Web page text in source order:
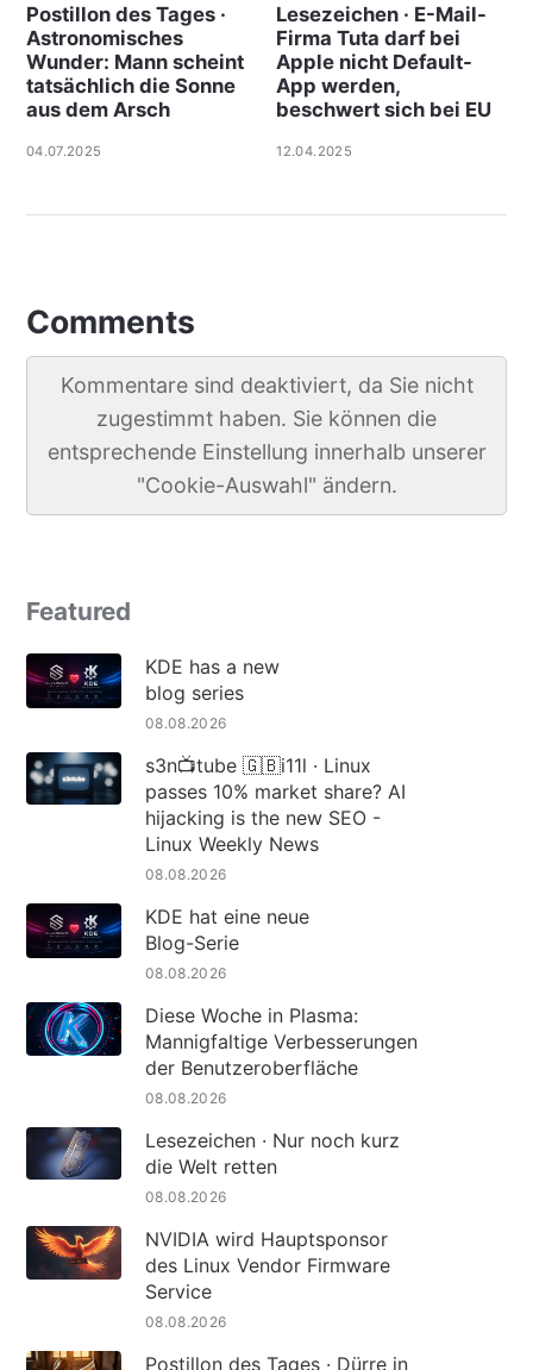
Postillon des Tages ·
Astronomisches
Wunder: Mann scheint
tatsächlich die Sonne
aus dem Arsch
04.07.2025
Lesezeichen · E-Mail-
Firma Tuta darf bei
Apple nicht Default-
App werden,
beschwert sich bei EU
12.04.2025
Comments
Kommentare sind deaktiviert, da Sie nicht
zugestimmt haben. Sie können die
entsprechende Einstellung innerhalb unserer
"Cookie-Auswahl" ändern.
Featured
KDE has a new
blog series
08.08.2026
s3n📺tube 🇬🇧i11l · Linux
passes 10% market share? AI
hijacking is the new SEO -
Linux Weekly News
08.08.2026
KDE hat eine neue
Blog-Serie
08.08.2026
Diese Woche in Plasma:
Mannigfaltige Verbesserungen
der Benutzeroberfläche
08.08.2026
Lesezeichen · Nur noch kurz
die Welt retten
08.08.2026
NVIDIA wird Hauptsponsor
des Linux Vendor Firmware
Service
08.08.2026
Postillon des Tages · Dürre in